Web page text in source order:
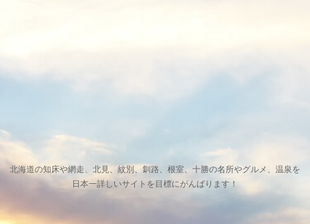
北海道の知床や網走、北見、紋別、釧路、根室、十勝の名所やグルメ、温泉を
日本一詳しいサイトを目標にがんばります！